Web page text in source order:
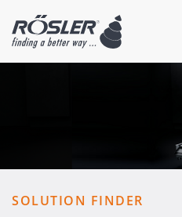
SOLUTION FINDER